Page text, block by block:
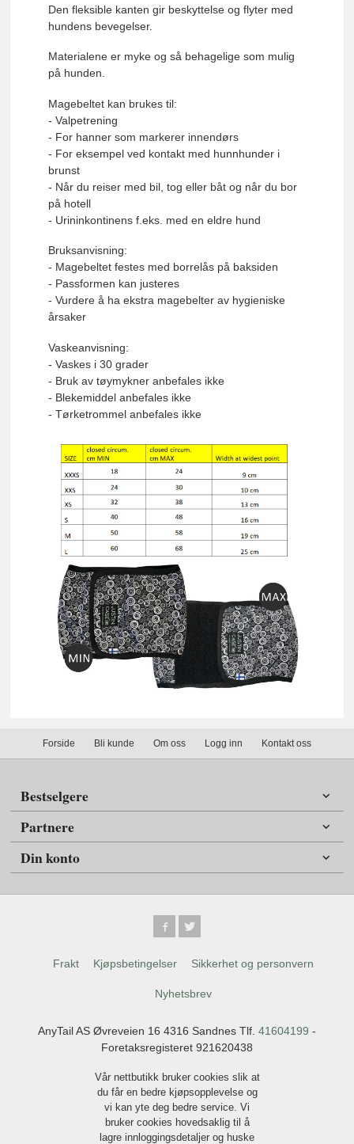
Den fleksible kanten gir beskyttelse og flyter med
hundens bevegelser.
Materialene er myke og så behagelige som mulig
på hunden.
Magebeltet kan brukes til:
- Valpetrening
- For hanner som markerer innendørs
- For eksempel ved kontakt med hunnhunder i
brunst
- Når du reiser med bil, tog eller båt og når du bor
på hotell
- Urininkontinens f.eks. med en eldre hund
Bruksanvisning:
- Magebeltet festes med borrelås på baksiden
- Passformen kan justeres
- Vurdere å ha ekstra magebelter av hygieniske
årsaker
Vaskeanvisning:
- Vaskes i 30 grader
- Bruk av tøymykner anbefales ikke
- Blekemiddel anbefales ikke
- Tørketrommel anbefales ikke
Forside Bli kunde Om oss Logg inn Kontakt oss
Bestselgere
Partnere
Din konto
Frakt Kjøpsbetingelser Sikkerhet og personvern
Nyhetsbrev
AnyTail AS Øvreveien 16 4316 Sandnes Tlf. 41604199 -
Foretaksregisteret 921620438
Vår nettbutikk bruker cookies slik at
du får en bedre kjøpsopplevelse og
vi kan yte deg bedre service. Vi
bruker cookies hovedsaklig til å
lagre innloggingsdetaljer og huske